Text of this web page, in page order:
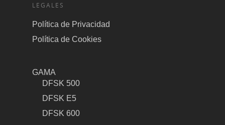
LEGALES
Política de Privacidad
Política de Cookies
GAMA
DFSK 500
DFSK E5
DFSK 600